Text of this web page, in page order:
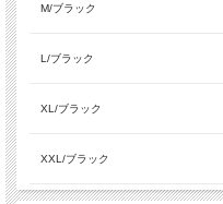
M/ブラック
L/ブラック
XL/ブラック
XXL/ブラック